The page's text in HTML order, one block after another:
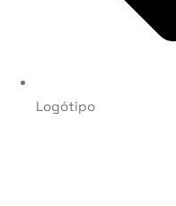
Logótipo